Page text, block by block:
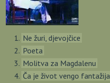
Ne žuri, djevojčice
Poeta
Molitva za Magdalenu
Ča je život vengo fantažija